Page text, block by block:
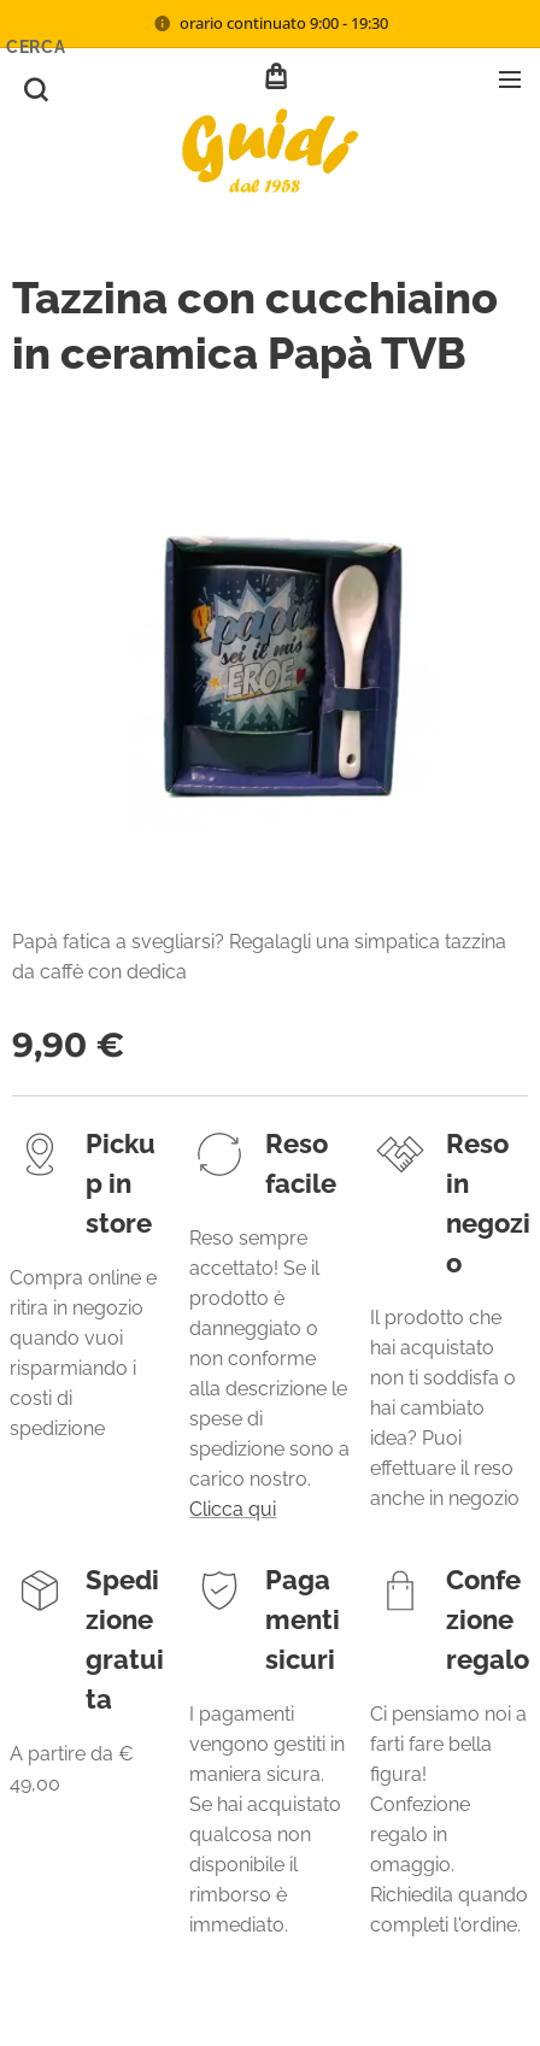
orario continuato 9:00 - 19:30
CERCA
Tazzina con cucchiaino
in ceramica Papà TVB
Papà fatica a svegliarsi? Regalagli una simpatica tazzina
da caffè con dedica
9,90 €
Picku
p in
store
Compra online e
ritira in negozio
quando vuoi
risparmiando i
costi di
spedizione
Reso
facile
Reso sempre
accettato! Se il
prodotto è
danneggiato o
non conforme
alla descrizione le
spese di
spedizione sono a
carico nostro.
Clicca qui
Reso
in
negozi
o
Il prodotto che
hai acquistato
non ti soddisfa o
hai cambiato
idea? Puoi
effettuare il reso
anche in negozio
Spedi
zione
gratui
ta
A partire da €
49,00
Paga
menti
sicuri
I pagamenti
vengono gestiti in
maniera sicura.
Se hai acquistato
qualcosa non
disponibile il
rimborso è
immediato.
Confe
zione
regalo
Ci pensiamo noi a
farti fare bella
figura!
Confezione
regalo in
omaggio.
Richiedila quando
completi l'ordine.